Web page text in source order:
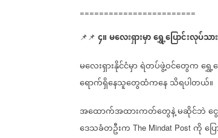
========================
📌📌 ၄။မလေးရှားမှာရွှေ့ပြောင်းလုပ်သ
မလေးရှားနိုင်ငံမှာရဲတပ်ဖွဲ့ဝင်တွေကရွှေ့
ရောက်ရှိနေသူတွေထံကနေသိရပါတယ်။
အထောက်အထားကတ်တွေနဲ့မဆိုင်ဘဲငွ
ဒေသခံတဦးက The Mindat Post ကိုပြ